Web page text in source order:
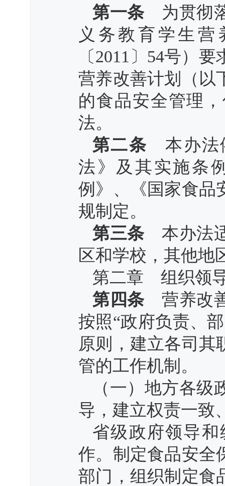
第一条为贯彻落
义务教育学生
〔2011〕54号）
营养改善计划（以
的食品安全管理
法。
第二条 本办法
法》及其实施条
例》、《国家食品
规制定。
第三条本办法适
区和学校，其他地
第二章 组织领
第四条营养改善
按照“政府负责、
原则，建立各司其
管的工作机制。
（一）地方各
导，建立权责一致
省级政府领导
作。制定食品安全
部门，组织制定食